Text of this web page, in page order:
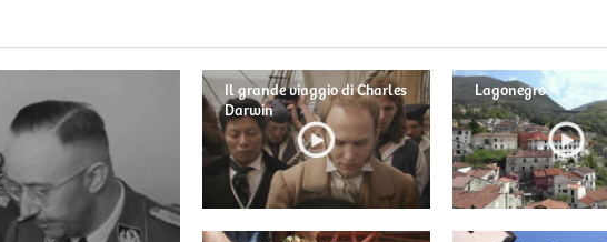
Il grande viaggio di Charles
Darwin
Lagonegro